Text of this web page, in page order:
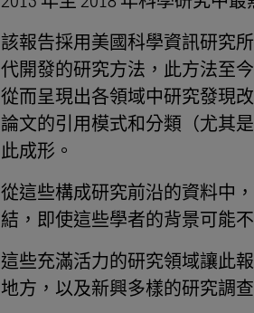
該報告採用美國科學資訊研究所
代開發的研究方法，此方法至
從而呈現出各領域中研究發現
論文的引用模式和分類（尤其
此成形。
從這些構成研究前沿的資料中
結，即使這些學者的背景可能
這些充滿活力的研究領域讓此
地方，以及新興多樣的研究調查